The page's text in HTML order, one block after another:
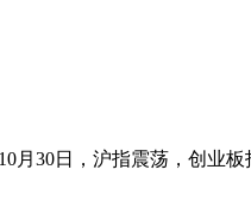
月30日，沪指震荡，创业